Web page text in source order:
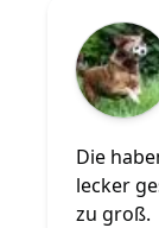
Die
lecker
zu groß.